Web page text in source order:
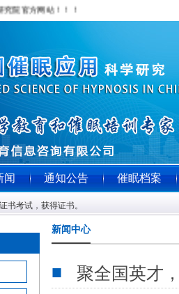
官方网站！！！
闻 通知公告 催眠档案
书考试，获得证书。
新闻中心
聚全国英才